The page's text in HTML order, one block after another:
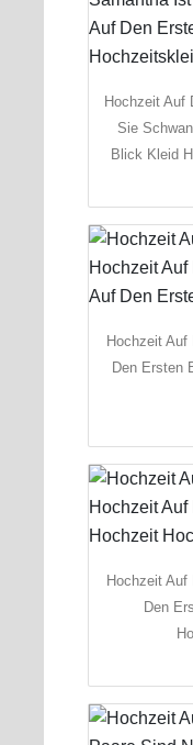
Hochzeit Auf
Sie
Blick Kleid
Hochzeit
Den Ersten
Hochzeit
Den